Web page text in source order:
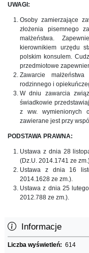
UWAGI:
Osoby zamierzające
złożenia pisemnego
małżeństwa.
kierownikiem urzędu
polskim konsulem.
przedmiotowe
Zawarcie
rodzinnego i
W dniu zawarcia
świadkowie
z ww. wymienionych
zawierane jest przy
PODSTAWA PRAWNA:
Ustawa z dnia 28
(Dz.U. 2014.1741 ze
Ustawa z dnia 16
2014.1628 ze zm.).
Ustawa z dnia 25
2012.788 ze zm.).
Informacje
Liczba wyświetleń: 614